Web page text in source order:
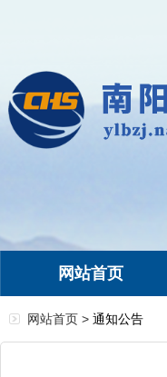
网站首页
网站首页 > 通知公告